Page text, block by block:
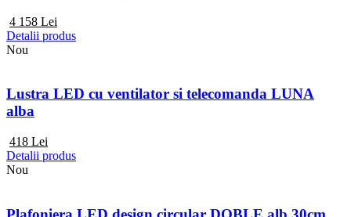
4 158 Lei
Detalii produs
Nou
Lustra LED cu ventilator si telecomanda LUNA
alba
418 Lei
Detalii produs
Nou